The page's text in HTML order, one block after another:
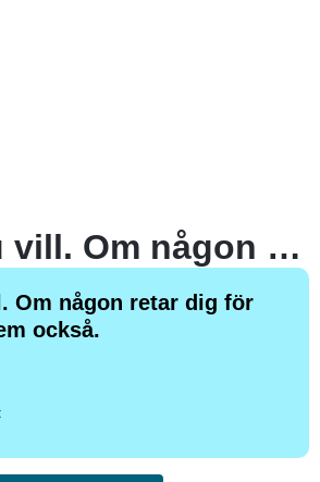
Ät vad du vill. Om någon retar dig för din vikt, ät dem också.
Om någon retar dig för
också.